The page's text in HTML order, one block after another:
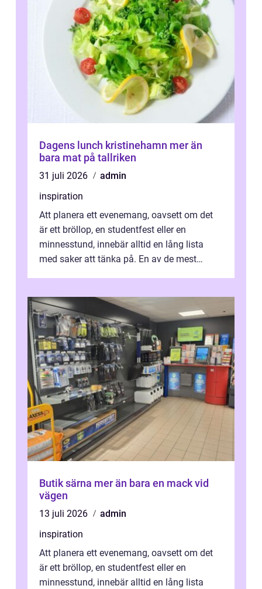
Dagens lunch kristinehamn mer än
bara mat på tallriken
31 juli 2026
admin
inspiration
Att planera ett evenemang, oavsett om det
är ett bröllop, en studentfest eller en
minnesstund, innebär alltid en lång lista
med saker att tänka på. En av de mest
Butik särna mer än bara en mack vid
vägen
13 juli 2026
admin
inspiration
Att planera ett evenemang, oavsett om det
är ett bröllop, en studentfest eller en
minnesstund, innebär alltid en lång lista